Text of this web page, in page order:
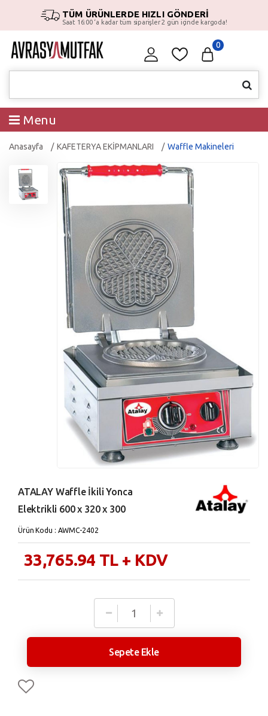
TÜM ÜRÜNLERDE HIZLI GÖNDERİ
Saat 16:00 ‘a kadar tüm siparişler 2 gün içinde kargoda!
0
Menu
Anasayfa KAFETERYA EKİPMANLARI Waffle Makineleri
ATALAY Waffle İkili Yonca
Elektrikli 600 x 320 x 300
Ürün Kodu : AWMC-2402
33,765.94 TL + KDV
Sepete Ekle